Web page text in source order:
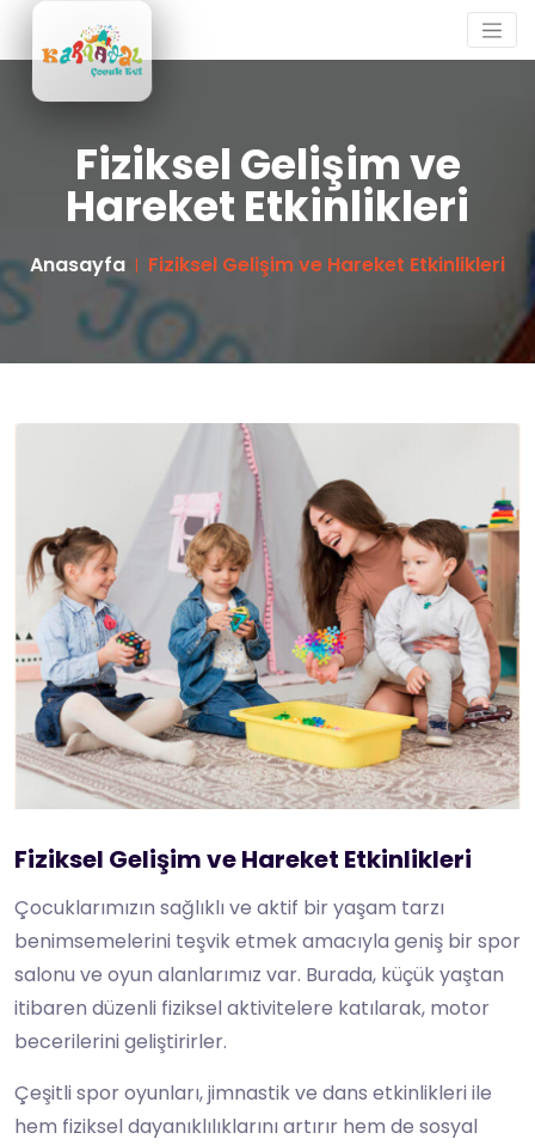
Fiziksel Gelişim ve
Hareket Etkinlikleri
Anasayfa Fiziksel Gelişim ve Hareket Etkinlikleri
Fiziksel Gelişim ve Hareket Etkinlikleri
Çocuklarımızın sağlıklı ve aktif bir yaşam tarzı
benimsemelerini teşvik etmek amacıyla geniş bir spor
salonu ve oyun alanlarımız var. Burada, küçük yaştan
itibaren düzenli fiziksel aktivitelere katılarak, motor
becerilerini geliştirirler.
Çeşitli spor oyunları, jimnastik ve dans etkinlikleri ile
hem fiziksel dayanıklılıklarını artırır hem de sosyal